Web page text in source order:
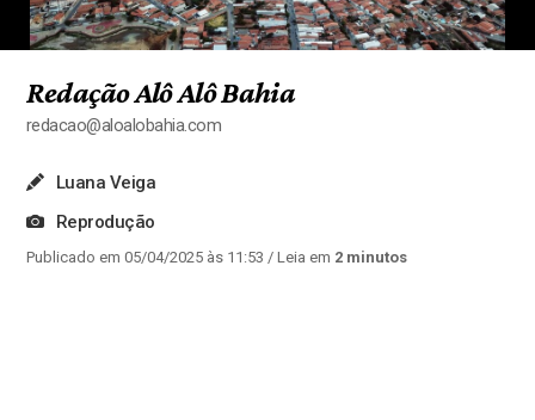
Redação Alô Alô Bahia
redacao@aloalobahia.com
Luana Veiga
Reprodução
Publicado em 05/04/2025 às 11:53 / Leia em 2 minutos